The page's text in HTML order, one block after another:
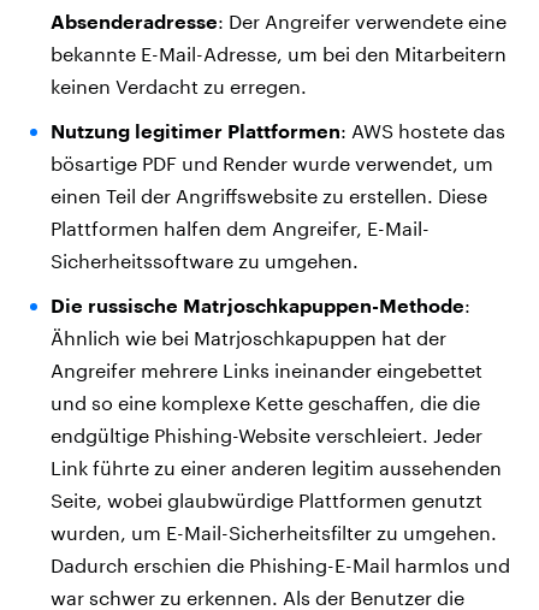
Absenderadresse: Der Angreifer verwendete eine
bekannte E-Mail-Adresse, um bei den Mitarbeitern
keinen Verdacht zu erregen.
Nutzung legitimer Plattformen: AWS hostete das
bösartige PDF und Render wurde verwendet, um
einen Teil der Angriffswebsite zu erstellen. Diese
Plattformen halfen dem Angreifer, E-Mail-
Sicherheitssoftware zu umgehen.
Die russische Matrjoschkapuppen-Methode:
Ähnlich wie bei Matrjoschkapuppen hat der
Angreifer mehrere Links ineinander eingebettet
und so eine komplexe Kette geschaffen, die die
endgültige Phishing-Website verschleiert. Jeder
Link führte zu einer anderen legitim aussehenden
Seite, wobei glaubwürdige Plattformen genutzt
wurden, um E-Mail-Sicherheitsfilter zu umgehen.
Dadurch erschien die Phishing-E-Mail harmlos und
war schwer zu erkennen. Als der Benutzer die